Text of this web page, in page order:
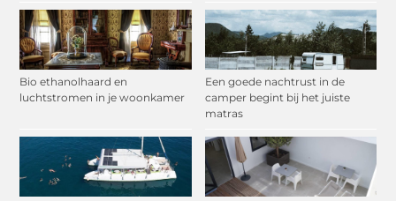
Bio ethanolhaard en
luchtstromen in je woonkamer
Een goede nachtrust in de
camper begint bij het juiste
matras